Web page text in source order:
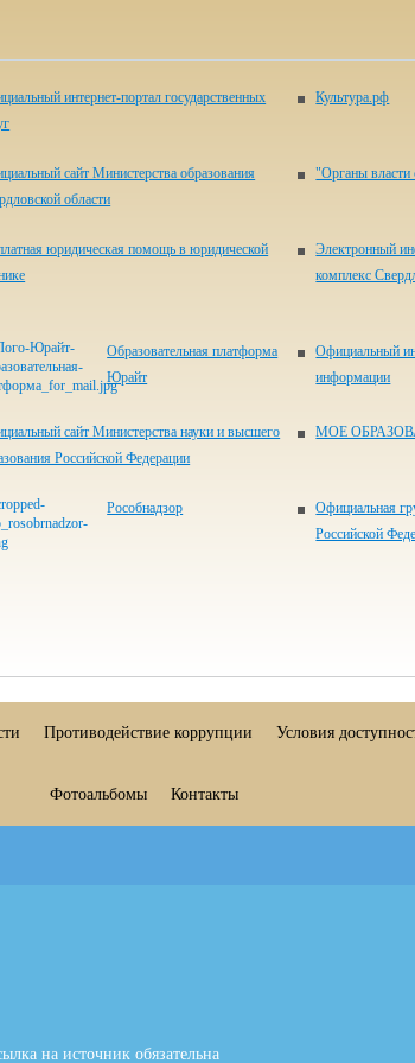
интернет-портал государственных
Культура.рф
сайт Министерства образования
области
"Органы власти
юридическая помощь в юридической
Электронный
комплекс
Образовательная платформа
Юрайт
Официальный
информации
сайт Министерства науки и высшего
Российской Федерации
МОЕ
Рособнадзор
Официальная
Российской
Противодействие коррупции Условия
Фотоальбомы Контакты
на источник обязательна